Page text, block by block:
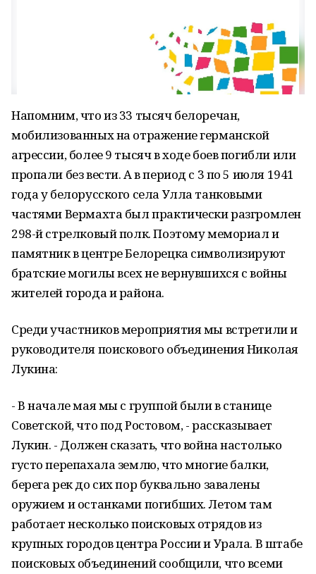
Напомним, что из 33 тысяч белоречан,
мобилизованных на отражение германской
агрессии, более 9 тысяч в ходе боев погибли или
пропали без вести. А в период с 3 по 5 июля 1941
года у белорусского села Улла танковыми
частями Вермахта был практически разгромлен
298-й стрелковый полк. Поэтому мемориал и
памятник в центре Белорецка символизируют
братские могилы всех не вернувшихся с войны
жителей города и района.
Среди участников мероприятия мы встретили и
руководителя поискового объединения Николая
Лукина:
- В начале мая мы с группой были в станице
Советской, что под Ростовом, - рассказывает
Лукин. - Должен сказать, что война настолько
густо перепахала землю, что многие балки,
берега рек до сих пор буквально завалены
оружием и останками погибших. Летом там
работает несколько поисковых отрядов из
крупных городов центра России и Урала. В штабе
поисковых объединений сообщили, что всеми